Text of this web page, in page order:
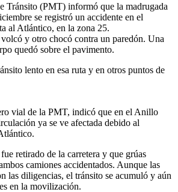
Tránsito (PMT) informó que la madrugada
se registró un accidente en el
al Atlántico, en la zona 25.
y otro chocó contra un paredón. Una
quedó sobre el pavimento.
lento en esa ruta y en otros puntos de
vial de la PMT, indicó que en el Anillo
ya se ve afectada debido al
retirado de la carretera y que grúas
camiones accidentados. Aunque las
las diligencias, el tránsito se acumuló y aún
en la movilización.